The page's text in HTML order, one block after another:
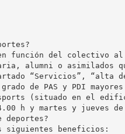
función del colectivo al
alumni o asimilados
“Servicios”, “alta
de PAS y PDI
(situado en el
h y martes y jueves
deportes?
beneficios: